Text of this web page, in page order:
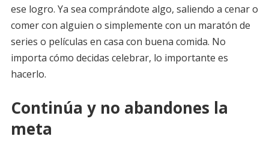
ese logro. Ya sea comprándote algo, saliendo a cenar o
comer con alguien o simplemente con un maratón de
series o películas en casa con buena comida. No
importa cómo decidas celebrar, lo importante es
hacerlo.
Continúa y no abandones la
meta